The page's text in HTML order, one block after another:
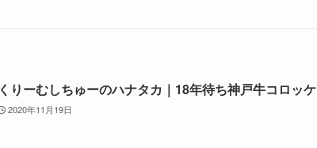
くりーむしちゅーのハナタカ｜18年待ち神戸牛コロッケ
2020年11月19日